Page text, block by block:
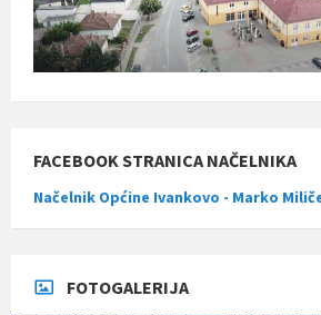
FACEBOOK STRANICA NAČELNIKA
Načelnik Općine Ivankovo - Marko
FOTOGALERIJA